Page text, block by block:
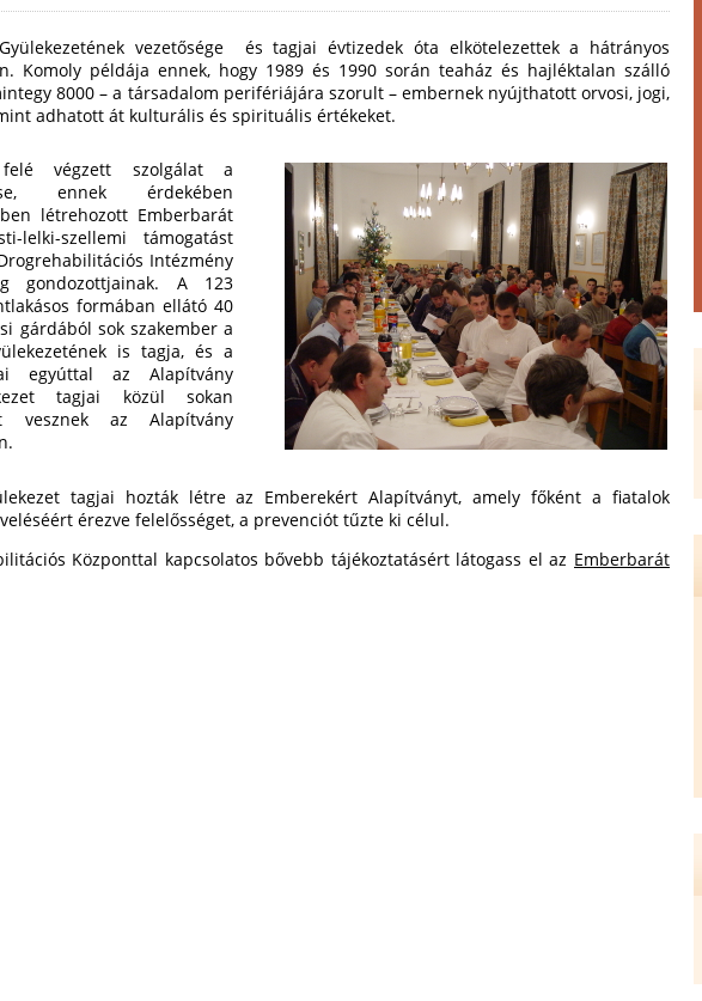
vezetősége és tagjai évtizedek óta elkötelezettek a hátrányos
Komoly példája ennek, hogy 1989 és 1990 során teaház és hajléktalan szálló
8000 – a társadalom perifériájára szorult – embernek nyújthatott orvosi, jogi,
adhatott át kulturális és spirituális értékeket.
felé végzett szolgálat a
ennek érdekében
létrehozott Emberbarát
lelki-szellemi támogatást
Intézmény
gondozottjainak. A 123
formában ellátó 40
gárdából sok szakember a
is tagja, és a
egyúttal az Alapítvány
tagjai közül sokan
vesznek az Alapítvány
tagjai hozták létre az Emberekért Alapítványt, amely főként a fiatalok
érezve felelősséget, a prevenciót tűzte ki célul.
Központtal kapcsolatos bővebb tájékoztatásért látogass el az Emberbarát